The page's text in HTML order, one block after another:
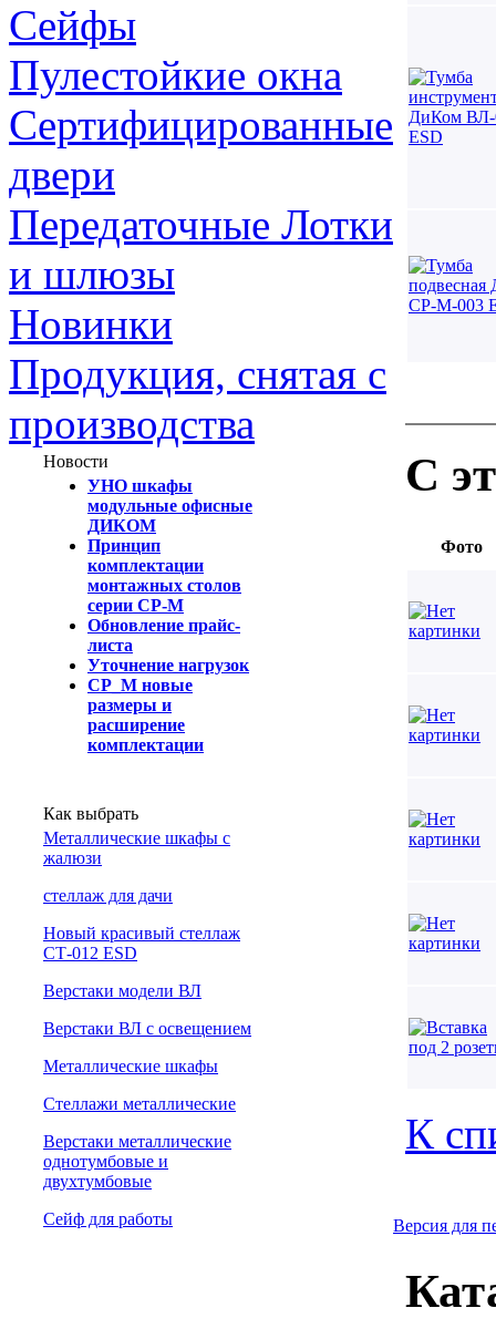
Сейфы
Пулестойкие окна
Сертифицированные
двери
Передаточные Лотки
и шлюзы
Новинки
Продукция, снятая с
производства
Новости
УНО шкафы
модульные офисные
ДИКОМ
Принцип
комплектации
монтажных столов
серии СР-М
Обновление прайс-
листа
Уточнение нагрузок
СР_М новые
размеры и
расширение
комплектации
Как выбрать
Металлические шкафы с
жалюзи
cтеллаж для дачи
Новый красивый стеллаж
СТ-012 ESD
Верстаки модели ВЛ
Верстаки ВЛ с освещением
Металлические шкафы
Стеллажи металлические
Верстаки металлические
однотумбовые и
двухтумбовые
Сейф для работы
С
Фото
К
Версия для